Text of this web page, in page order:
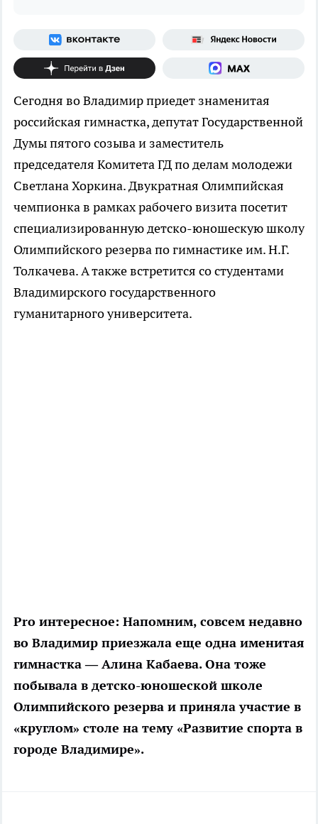
Сегодня во Владимир приедет знаменитая
российская гимнастка, депутат Государственной
Думы пятого созыва и заместитель
председателя Комитета ГД по делам молодежи
Светлана Хоркина. Двукратная Олимпийская
чемпионка в рамках рабочего визита посетит
специализированную детско-юношескую школу
Олимпийского резерва по гимнастике им. Н.Г.
Толкачева. А также встретится со студентами
Владимирского государственного
гуманитарного университета.
Pro интересное: Напомним, совсем недавно
во Владимир приезжала еще одна именитая
гимнастка — Алина Кабаева. Она тоже
побывала в детско-юношеской школе
Олимпийского резерва и приняла участие в
«круглом» столе на тему «Развитие спорта в
городе Владимире».